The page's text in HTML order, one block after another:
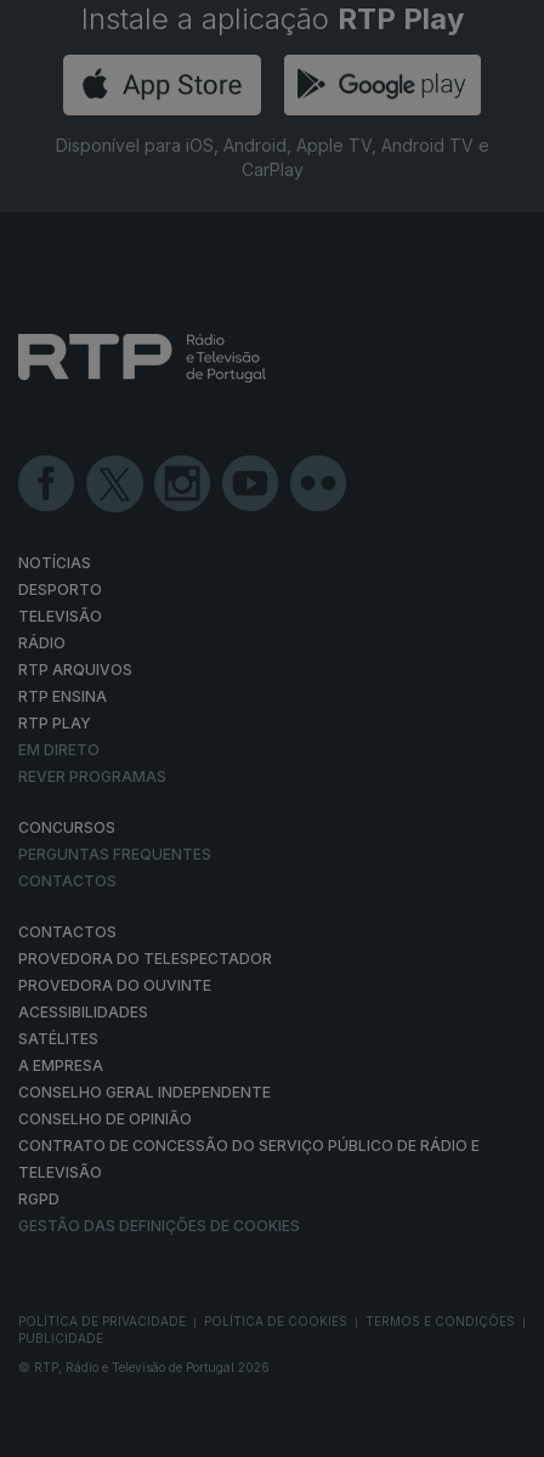
Instale a aplicação RTP Play
Disponível para iOS, Android, Apple TV, Android TV e
CarPlay
NOTÍCIAS
DESPORTO
TELEVISÃO
RÁDIO
RTP ARQUIVOS
RTP ENSINA
RTP PLAY
EM DIRETO
REVER PROGRAMAS
CONCURSOS
PERGUNTAS FREQUENTES
CONTACTOS
CONTACTOS
PROVEDORA DO TELESPECTADOR
PROVEDORA DO OUVINTE
ACESSIBILIDADES
SATÉLITES
A EMPRESA
CONSELHO GERAL INDEPENDENTE
CONSELHO DE OPINIÃO
CONTRATO DE CONCESSÃO DO SERVIÇO PÚBLICO DE RÁDIO E
TELEVISÃO
RGPD
GESTÃO DAS DEFINIÇÕES DE COOKIES
POLÍTICA DE PRIVACIDADE POLÍTICA DE COOKIES TERMOS E CONDIÇÕES
PUBLICIDADE
© RTP, Rádio e Televisão de Portugal 2026